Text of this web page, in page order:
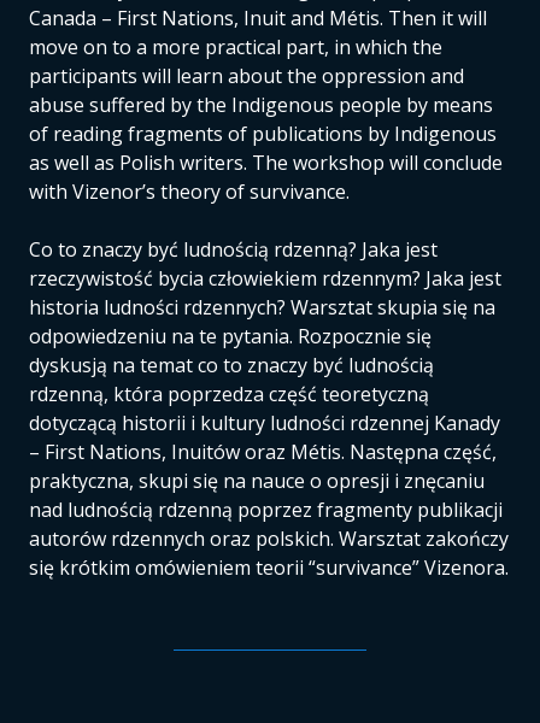
Canada – First Nations, Inuit and Métis. Then it will
move on to a more practical part, in which the
participants will learn about the oppression and
abuse suffered by the Indigenous people by means
of reading fragments of publications by Indigenous
as well as Polish writers. The workshop will conclude
with Vizenor’s theory of survivance.
Co to znaczy być ludnością rdzenną? Jaka jest
rzeczywistość bycia człowiekiem rdzennym? Jaka jest
historia ludności rdzennych? Warsztat skupia się na
odpowiedzeniu na te pytania. Rozpocznie się
dyskusją na temat co to znaczy być ludnością
rdzenną, która poprzedza część teoretyczną
dotyczącą historii i kultury ludności rdzennej Kanady
– First Nations, Inuitów oraz Métis. Następna część,
praktyczna, skupi się na nauce o opresji i znęcaniu
nad ludnością rdzenną poprzez fragmenty publikacji
autorów rdzennych oraz polskich. Warsztat zakończy
się krótkim omówieniem teorii “survivance” Vizenora.